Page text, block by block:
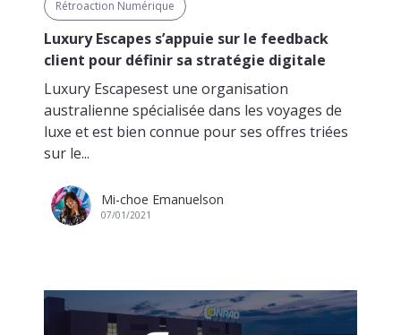
Rétroaction Numérique
Luxury Escapes s’appuie sur le feedback
client pour définir sa stratégie digitale
Luxury Escapesest une organisation
australienne spécialisée dans les voyages de
luxe et est bien connue pour ses offres triées
sur le...
Mi-choe Emanuelson
07/01/2021